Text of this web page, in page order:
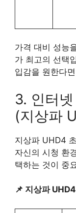
가격 대비 성능
가 최고의 선택
입감을 원한다
3. 인터
(지상파
지상파 UHD4
자신의 시청 환
택하는 것이 중
📌 지상파